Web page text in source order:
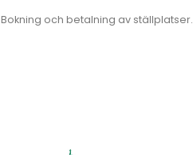
Bokning och betalning av ställplatser.